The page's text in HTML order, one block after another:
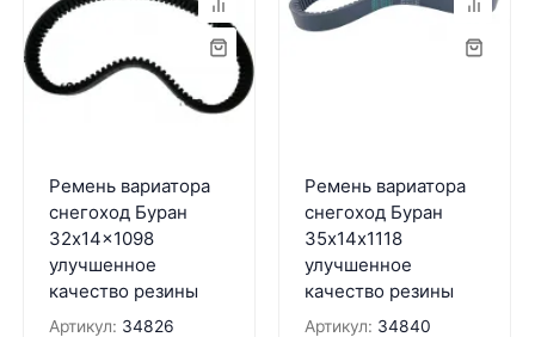
Ремень вариатора
снегоход Буран
32x14x1098
улучшенное
качество резины
Артикул: 34826
Ремень вариатора
снегоход Буран
35х14х1118
улучшенное
качество резины
Артикул: 34840